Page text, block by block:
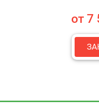
от 7